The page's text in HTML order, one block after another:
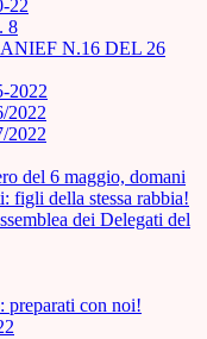
22
8
N.16 DEL 26
2022
2022
2022
del 6 maggio, domani
figli della stessa rabbia!
dei Delegati del
preparati con noi!